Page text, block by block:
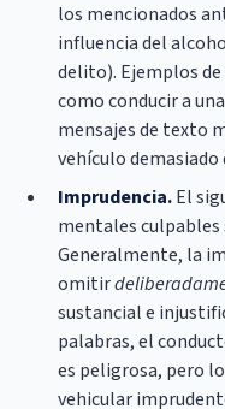
los mencionados
influencia del
delito). Ejemplos
como conducir a
mensajes de texto
vehículo demasiado
Imprudencia.El
mentales culpables
Generalmente, la
omitir
sustancial e
palabras, el
es peligrosa, pero
vehicular